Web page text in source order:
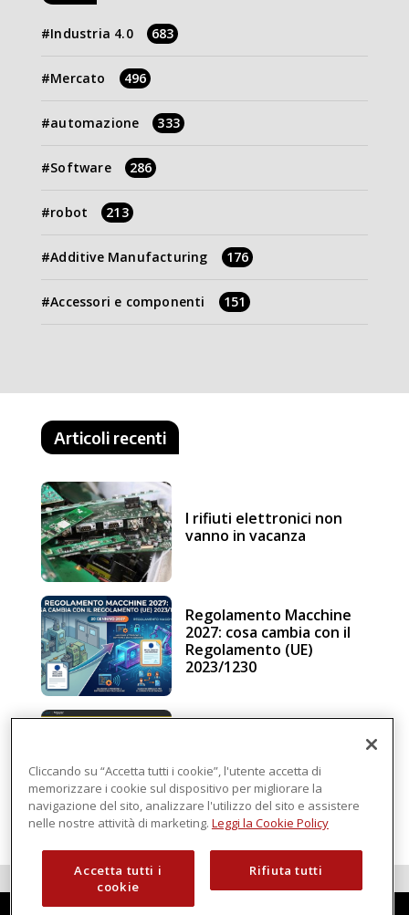
Industria 4.0 683
Mercato 496
automazione 333
Software 286
robot 213
Additive Manufacturing 176
Accessori e componenti 151
Articoli recenti
I rifiuti elettronici non
vanno in vacanza
Regolamento Macchine
2027: cosa cambia con il
Regolamento (UE)
2023/1230
intelligenza in cloud
Cliccando su “Accetta tutti i cookie”, l'utente accetta di
memorizzare i cookie sul dispositivo per migliorare la
navigazione del sito, analizzare l'utilizzo del sito e assistere
nelle nostre attività di marketing. Leggi la Cookie Policy
Accetta tutti i
cookie
Rifiuta tutti